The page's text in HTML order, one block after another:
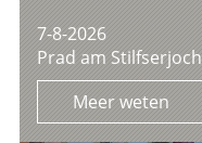
7-8-2026
Prad am Stilfserjoch
Meer weten